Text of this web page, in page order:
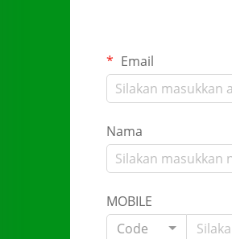
Email
Nama
MOBILE
Code